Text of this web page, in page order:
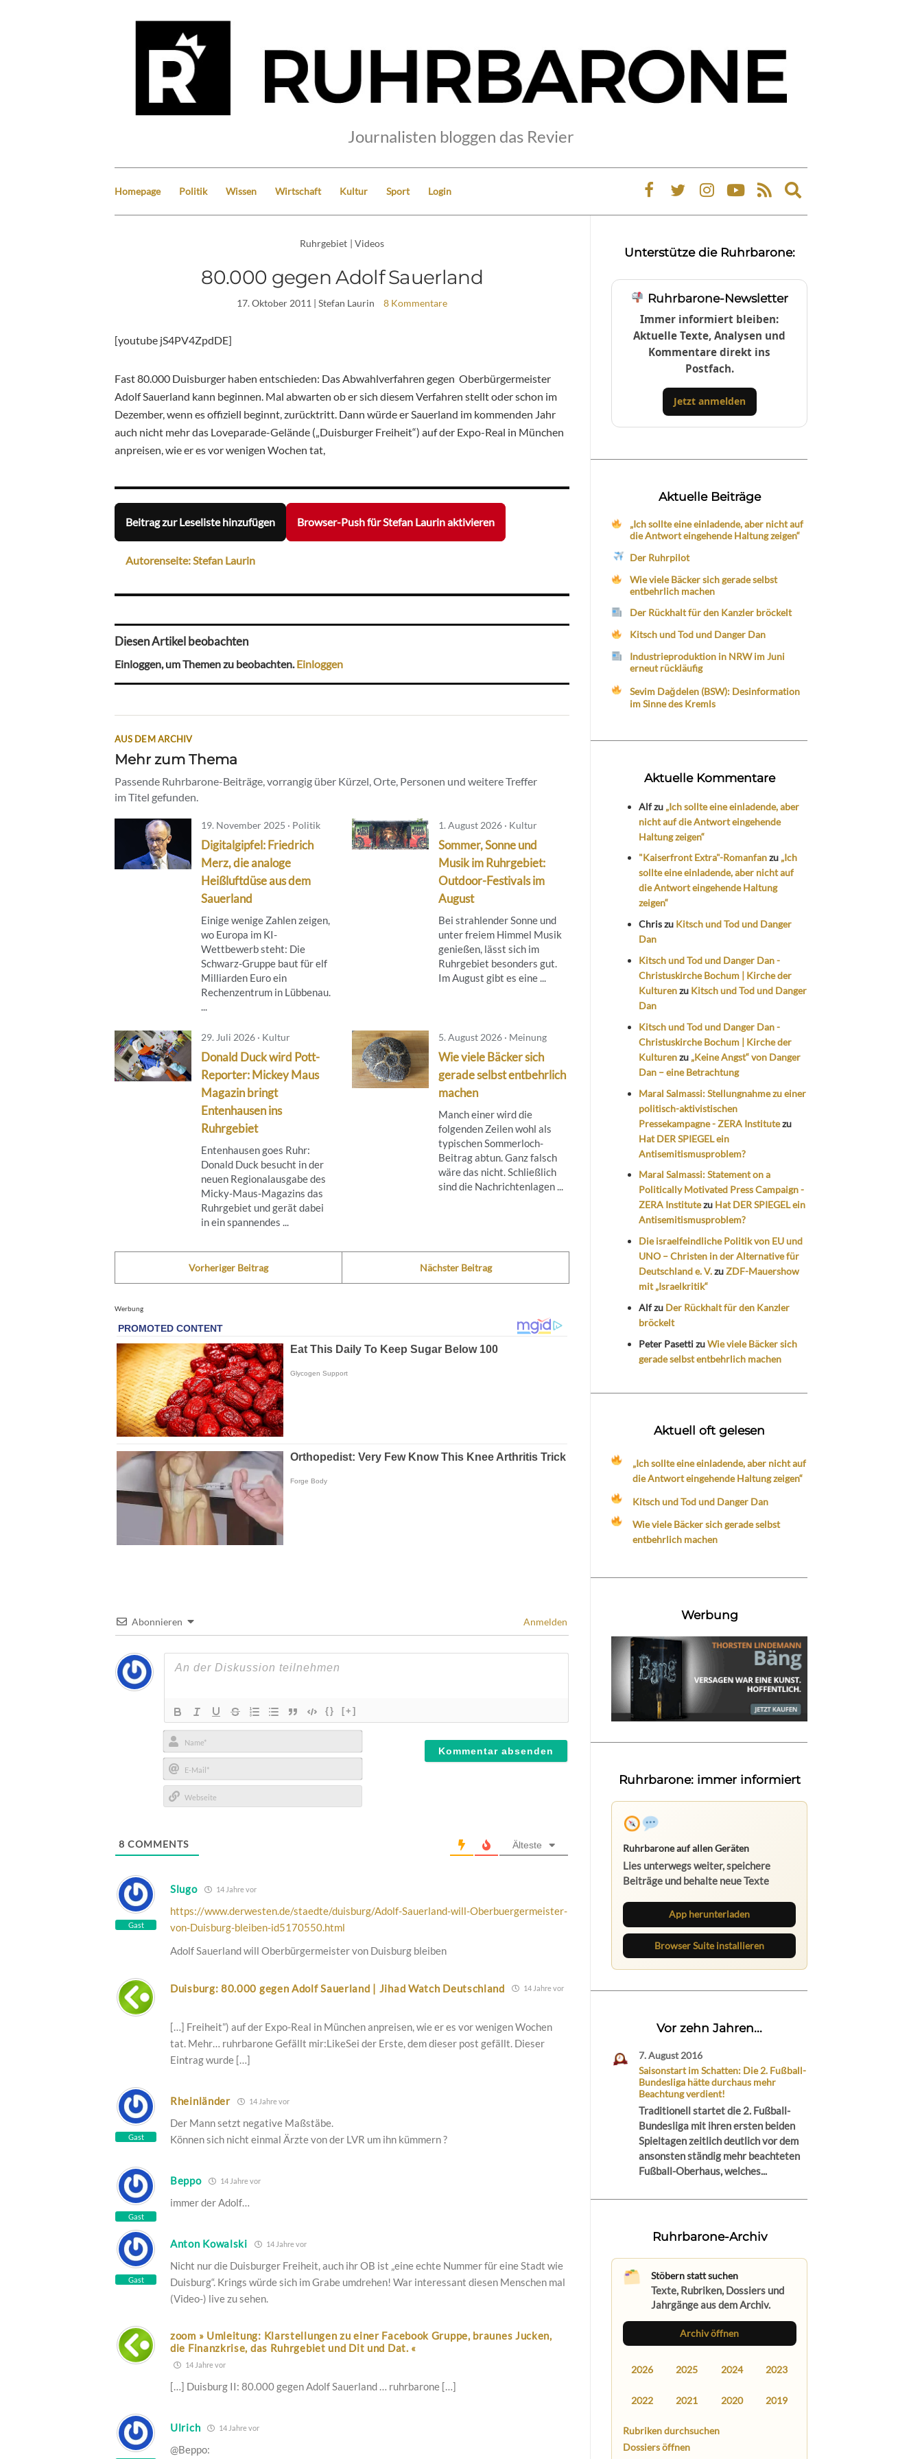
Journalisten bloggen das Revier
Homepage Politik Wissen Wirtschaft Kultur Sport Login
Expand
search
Ruhrgebiet | Videos
80.000 gegen Adolf Sauerland
17. Oktober 2011 | Stefan Laurin 8 Kommentare
[youtube jS4PV4ZpdDE]
Fast 80.000 Duisburger haben entschieden: Das Abwahlverfahren gegen Oberbürgermeister
Adolf Sauerland kann beginnen. Mal abwarten ob er sich diesem Verfahren stellt oder schon im
Dezember, wenn es offiziell beginnt, zurücktritt. Dann würde er Sauerland im kommenden Jahr
auch nicht mehr das Loveparade-Gelände („Duisburger Freiheit“) auf der Expo-Real in München
anpreisen, wie er es vor wenigen Wochen tat,
Beitrag zur Leseliste hinzufügen Browser-Push für Stefan Laurin aktivieren
Autorenseite: Stefan Laurin
Diesen Artikel beobachten
Einloggen, um Themen zu beobachten.Einloggen
AUS DEM ARCHIV
Mehr zum Thema
Passende Ruhrbarone-Beiträge, vorrangig über Kürzel, Orte, Personen und weitere Treffer
im Titel gefunden.
19. November 2025 · Politik
Digitalgipfel: Friedrich
Merz, die analoge
Heißluftdüse aus dem
Sauerland
Einige wenige Zahlen zeigen,
wo Europa im KI-
Wettbewerb steht: Die
Schwarz-Gruppe baut für elf
Milliarden Euro ein
Rechenzentrum in Lübbenau.
1. August 2026 · Kultur
Sommer, Sonne und
Musik im Ruhrgebiet:
Outdoor-Festivals im
August
Bei strahlender Sonne und
unter freiem Himmel Musik
genießen, lässt sich im
Ruhrgebiet besonders gut.
Im August gibt es eine ...
29. Juli 2026 · Kultur
Donald Duck wird Pott-
Reporter: Mickey Maus
Magazin bringt
Entenhausen ins
Ruhrgebiet
Entenhausen goes Ruhr:
Donald Duck besucht in der
neuen Regionalausgabe des
Micky‑Maus‑Magazins das
Ruhrgebiet und gerät dabei
in ein spannendes ...
5. August 2026 · Meinung
Wie viele Bäcker sich
gerade selbst entbehrlich
machen
Manch einer wird die
folgenden Zeilen wohl als
typischen Sommerloch-
Beitrag abtun. Ganz falsch
wäre das nicht. Schließlich
sind die Nachrichtenlagen ...
Vorheriger Beitrag Nächster Beitrag
Werbung
Abonnieren Anmelden
{} [+]
Name*
E-
Mail*
8 COMMENTS Älteste
Gast
Slugo 14 Jahre vor
https://www.derwesten.de/staedte/duisburg/Adolf-Sauerland-will-Oberbuergermeister-
von-Duisburg-bleiben-id5170550.html
Adolf Sauerland will Oberbürgermeister von Duisburg bleiben
Duisburg: 80.000 gegen Adolf Sauerland | Jihad Watch Deutschland 14 Jahre vor
[…] Freiheit”) auf der Expo-Real in München anpreisen, wie er es vor wenigen Wochen
tat. Mehr… ruhrbarone Gefällt mir:LikeSei der Erste, dem dieser post gefällt. Dieser
Eintrag wurde […]
Gast
Rheinländer 14 Jahre vor
Der Mann setzt negative Maßstäbe.
Können sich nicht einmal Ärzte von der LVR um ihn kümmern ?
Gast
Beppo 14 Jahre vor
immer der Adolf…
Gast
Anton Kowalski 14 Jahre vor
Nicht nur die Duisburger Freiheit, auch ihr OB ist „eine echte Nummer für eine Stadt wie
Duisburg“. Krings würde sich im Grabe umdrehen! War interessant diesen Menschen mal
(Video-) live zu sehen.
zoom » Umleitung: Klarstellungen zu einer Facebook Gruppe, braunes Jucken,
die Finanzkrise, das Ruhrgebiet und Dit und Dat. «
14 Jahre vor
[…] Duisburg II: 80.000 gegen Adolf Sauerland … ruhrbarone […]
Ulrich 14 Jahre vor
@Beppo:
Unterstütze die Ruhrbarone:
Ruhrbarone-Newsletter
Immer informiert bleiben:
Aktuelle Texte, Analysen und
Kommentare direkt ins
Postfach.
Jetzt anmelden
Aktuelle Beiträge
„Ich sollte eine einladende, aber nicht auf
die Antwort eingehende Haltung zeigen“
Der Ruhrpilot
Wie viele Bäcker sich gerade selbst
entbehrlich machen
Der Rückhalt für den Kanzler bröckelt
Kitsch und Tod und Danger Dan
Industrieproduktion in NRW im Juni
erneut rückläufig
Sevim Dağdelen (BSW): Desinformation
im Sinne des Kremls
Aktuelle Kommentare
Alfzu „Ich sollte eine einladende, aber
nicht auf die Antwort eingehende
Haltung zeigen“
"Kaiserfront Extra"-Romanfanzu „Ich
sollte eine einladende, aber nicht auf
die Antwort eingehende Haltung
zeigen“
Chriszu Kitsch und Tod und Danger
Dan
Kitsch und Tod und Danger Dan -
Christuskirche Bochum | Kirche der
Kulturenzu Kitsch und Tod und Danger
Dan
Kitsch und Tod und Danger Dan -
Christuskirche Bochum | Kirche der
Kulturenzu „Keine Angst“ von Danger
Dan – eine Betrachtung
Maral Salmassi: Stellungnahme zu einer
politisch-aktivistischen
Pressekampagne - ZERA Institutezu
Hat DER SPIEGEL ein
Antisemitismusproblem?
Maral Salmassi: Statement on a
Politically Motivated Press Campaign -
ZERA Institutezu Hat DER SPIEGEL ein
Antisemitismusproblem?
Die israelfeindliche Politik von EU und
UNO – Christen in der Alternative für
Deutschland e. V.zuZDF-Mauershow
mit „Israelkritik“
Alfzu Der Rückhalt für den Kanzler
bröckelt
Peter PasettizuWie viele Bäcker sich
gerade selbst entbehrlich machen
Aktuell oft gelesen
„Ich sollte eine einladende, aber nicht auf
die Antwort eingehende Haltung zeigen“
Kitsch und Tod und Danger Dan
Wie viele Bäcker sich gerade selbst
entbehrlich machen
Werbung
Ruhrbarone: immer informiert
Ruhrbarone auf allen Geräten
Lies unterwegs weiter, speichere
Beiträge und behalte neue Texte
App herunterladen
Browser Suite installieren
Vor zehn Jahren...
7. August 2016
Saisonstart im Schatten: Die 2. Fußball-
Bundesliga hätte durchaus mehr
Beachtung verdient!
Traditionell startet die 2. Fußball-
Bundesliga mit ihren ersten beiden
Spieltagen zeitlich deutlich vor dem
ansonsten ständig mehr beachteten
Fußball-Oberhaus, welches...
Ruhrbarone-Archiv
Stöbern statt suchen
Texte, Rubriken, Dossiers und
Jahrgänge aus dem Archiv.
Archiv öffnen
2026 2025 2024 2023
2022 2021 2020 2019
Rubriken durchsuchen
Dossiers öffnen